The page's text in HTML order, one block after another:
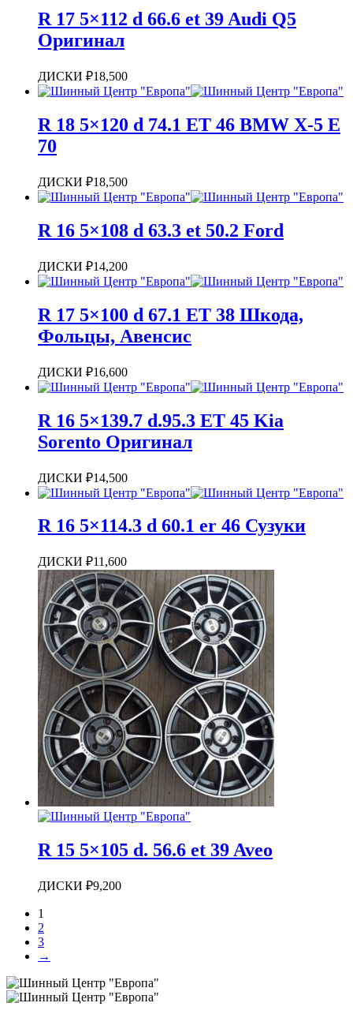
R 17 5×112 d 66.6 et 39 Audi Q5
Оригинал
ДИСКИ ₽18,500
R 18 5×120 d 74.1 ET 46 BMW X-5 E
70
ДИСКИ ₽18,500
R 16 5×108 d 63.3 et 50.2 Ford
ДИСКИ ₽14,200
R 17 5×100 d 67.1 ET 38 Шкода,
Фольцы, Авенсис
ДИСКИ ₽16,600
R 16 5×139.7 d.95.3 ET 45 Kia
Sorento Оригинал
ДИСКИ ₽14,500
R 16 5×114.3 d 60.1 er 46 Сузуки
ДИСКИ ₽11,600
R 15 5×105 d. 56.6 et 39 Aveo
ДИСКИ ₽9,200
1
2
3
→